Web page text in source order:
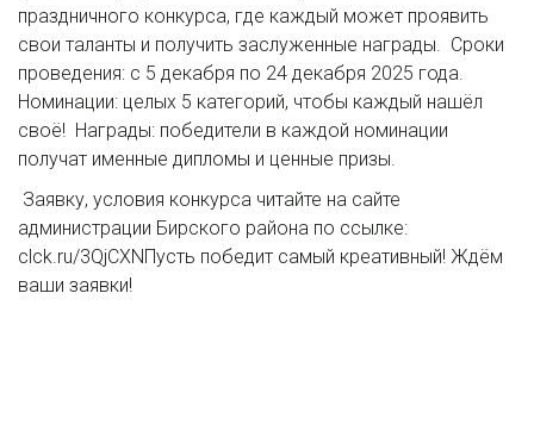
праздничного конкурса, где каждый может проявить
свои таланты и получить заслуженные награды. Сроки
проведения: с 5 декабря по 24 декабря 2025 года.
Номинации: целых 5 категорий, чтобы каждый нашёл
своё! Награды: победители в каждой номинации
получат именные дипломы и ценные призы.
Заявку, условия конкурса читайте на сайте
администрации Бирского района по ссылке:
clck.ru/3QjCXNПусть победит самый креативный! Ждём
ваши заявки!